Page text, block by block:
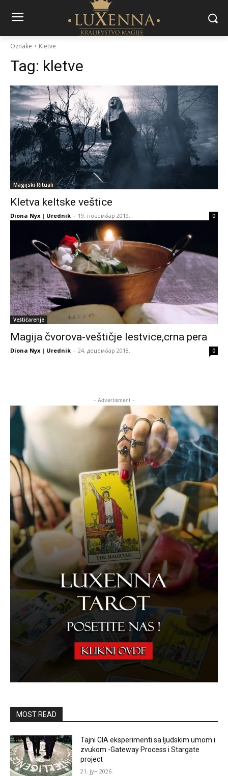
Oznake Kletve
Tag: kletve
Magijski Rituali
Kletva keltske veštice
Diona Nyx | Urednik - 19. новембар 2019. 0
Veštičarenje
Magija čvorova-veštičje lestvice,crna pera
Diona Nyx | Urednik - 24. децембар 2018. 0
- Advertisment -
MOST READ
Tajni CIA eksperimenti sa ljudskim umom i
zvukom -Gateway Process i Stargate
project
21. јун 2026.